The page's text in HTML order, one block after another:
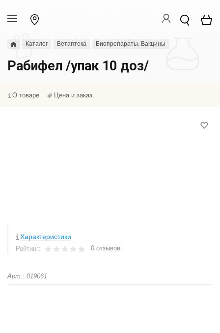
Каталог Ветаптека Биопрепараты. Вакцины
Рабифел /упак 10 доз/
О товаре Цена и заказ
Характеристики
Рейтинг: 0 отзывов
Арт.: 019061